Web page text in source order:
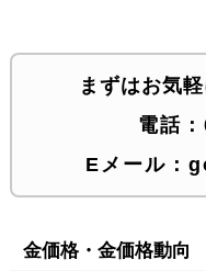
まずはお気
電話：
Eメール：
金価格・金価格動向